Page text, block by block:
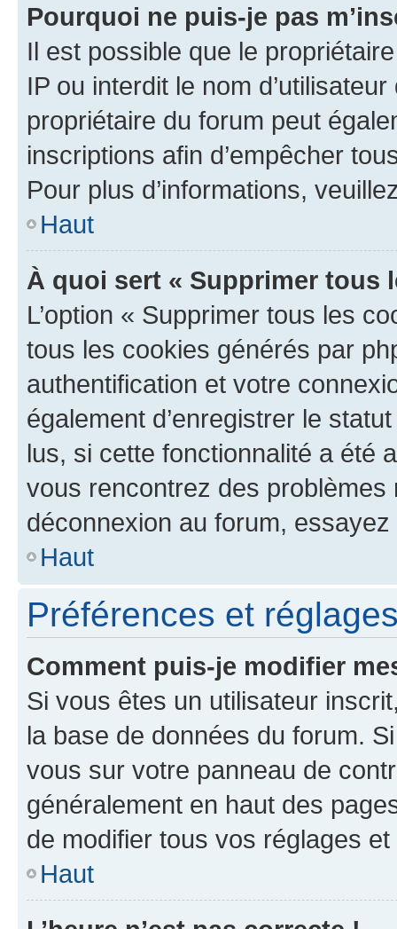
Pourquoi ne puis-je pas
Il est possible que le
IP ou interdit le nom
propriétaire du forum peut
inscriptions afin d’empêcher
Pour plus d’informations,
Haut
À quoi sert « Supprimer tous
L’option « Supprimer tous les
tous les cookies générés par
authentification et votre
également d’enregistrer le
lus, si cette fonctionnalité a été
vous rencontrez des
déconnexion au forum,
Haut
Préférences et
Comment puis-je modifier
Si vous êtes un utilisateur
la base de données du forum.
vous sur votre panneau de
généralement en haut des
de modifier tous vos réglages
Haut